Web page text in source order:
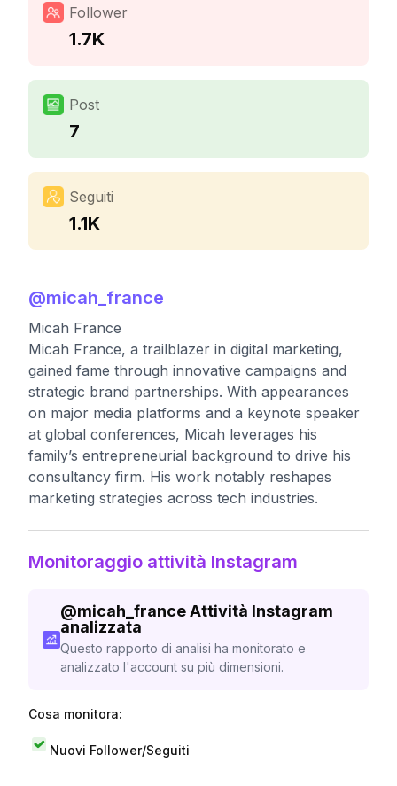
Follower
1.7K
Post
7
Seguiti
1.1K
@micah_france
Micah France
Micah France, a trailblazer in digital marketing,
gained fame through innovative campaigns and
strategic brand partnerships. With appearances
on major media platforms and a keynote speaker
at global conferences, Micah leverages his
family’s entrepreneurial background to drive his
consultancy firm. His work notably reshapes
marketing strategies across tech industries.
Monitoraggio attività Instagram
@micah_franceAttività Instagram
analizzata
Questo rapporto di analisi ha monitorato e
analizzato l'account su più dimensioni.
Cosa monitora:
Nuovi Follower/Seguiti